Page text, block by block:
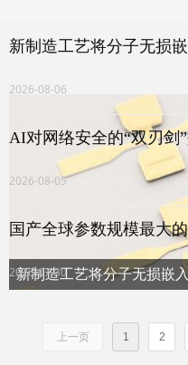
新制造工艺将分子无损嵌
新制造工艺将分子无损
2026-08-06
AI对网络安全的“双刃剑
2026-08-05
国产全球参数规模最大
2026-07-30
上一页 1 2